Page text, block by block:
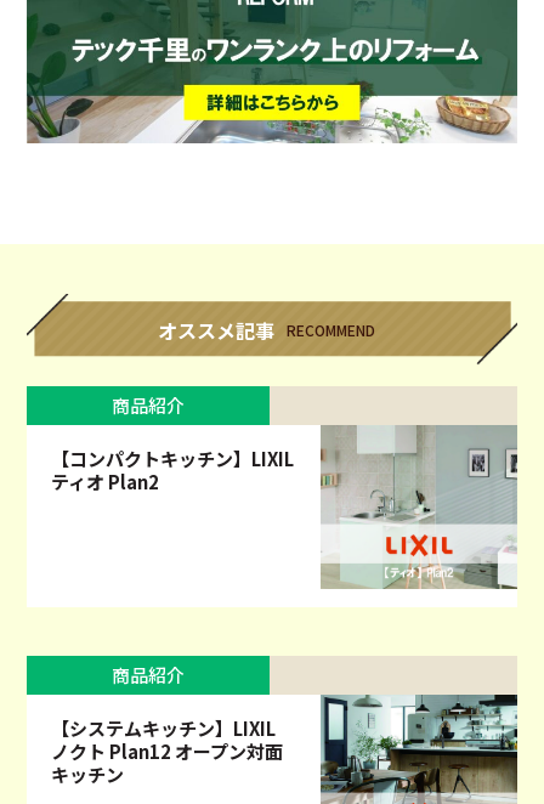
オススメ記事 RECOMMEND
商品紹介
【コンパクトキッチン】LIXIL
ティオ Plan2
商品紹介
【システムキッチン】LIXIL
ノクト Plan12 オープン対面
キッチン